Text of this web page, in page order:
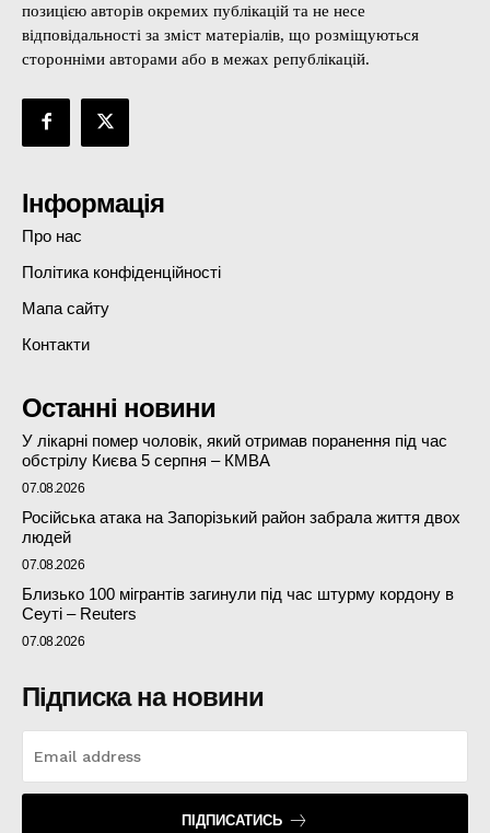
позицією авторів окремих публікацій та не несе
відповідальності за зміст матеріалів, що розміщуються
сторонніми авторами або в межах републікацій.
Інформація
Про нас
Політика конфіденційності
Мапа сайту
Контакти
Останні новини
У лікарні помер чоловік, який отримав поранення під час
обстрілу Києва 5 серпня – КМВА
07.08.2026
Російська атака на Запорізький район забрала життя двох
людей
07.08.2026
Близько 100 мігрантів загинули під час штурму кордону в
Сеуті – Reuters
07.08.2026
Підписка на новини
ПІДПИСАТИСЬ